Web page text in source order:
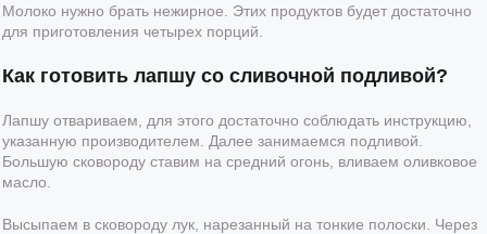
Молоко нужно брать нежирное. Этих продуктов будет достаточно
для приготовления четырех порций.
Как готовить лапшу со сливочной подливой?
Лапшу отвариваем, для этого достаточно соблюдать инструкцию,
указанную производителем. Далее занимаемся подливой.
Большую сковороду ставим на средний огонь, вливаем оливковое
масло.
Высыпаем в сковороду лук, нарезанный на тонкие полоски. Через